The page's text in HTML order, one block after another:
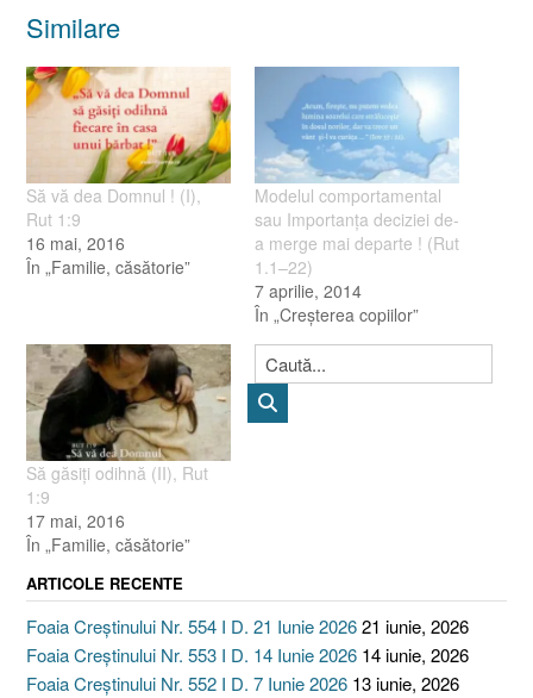
Similare
Să vă dea Domnul ! (I),
Rut 1:9
16 mai, 2016
În „Familie, căsătorie”
Modelul comportamental
sau Importanţa deciziei de-
a merge mai departe ! (Rut
1.1–22)
7 aprilie, 2014
În „Creşterea copiilor”
Să găsiţi odihnă (II), Rut
1:9
17 mai, 2016
În „Familie, căsătorie”
ARTICOLE RECENTE
Foaia Creștinului Nr. 554 I D. 21 Iunie 202621 iunie, 2026
Foaia Creștinului Nr. 553 I D. 14 Iunie 2026 14 iunie, 2026
Foaia Creștinului Nr. 552 I D. 7 Iunie 2026 13 iunie, 2026